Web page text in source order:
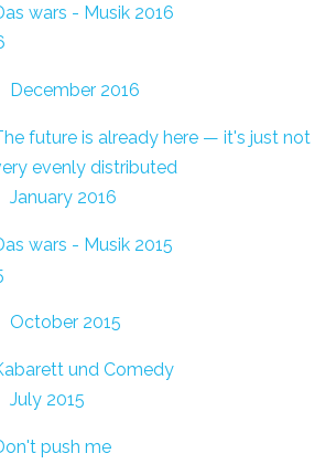
wars - Musik 2016
December 2016
future is already here — it's just not
evenly distributed
January 2016
wars - Musik 2015
October 2015
und Comedy
July 2015
push me